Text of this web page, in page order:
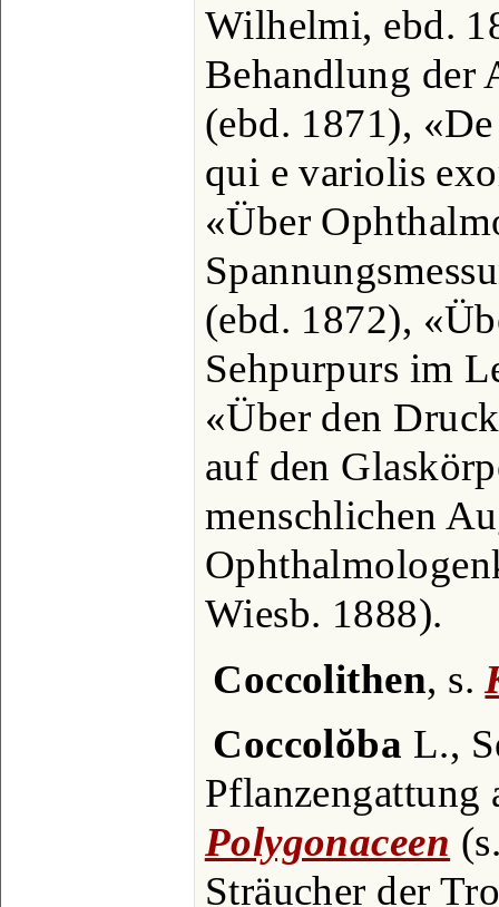
Wilhelmi, ebd.
Behandlung der
(ebd. 1871),
qui e variolis
«Über
(ebd. 1872),
Sehpurpurs im
«Über den
auf den
menschlichen
Wiesb. 1888).
Coccolithen, s.
Coccolŏba L.,
Pflanzengattung
Polygonaceen
Sträucher der